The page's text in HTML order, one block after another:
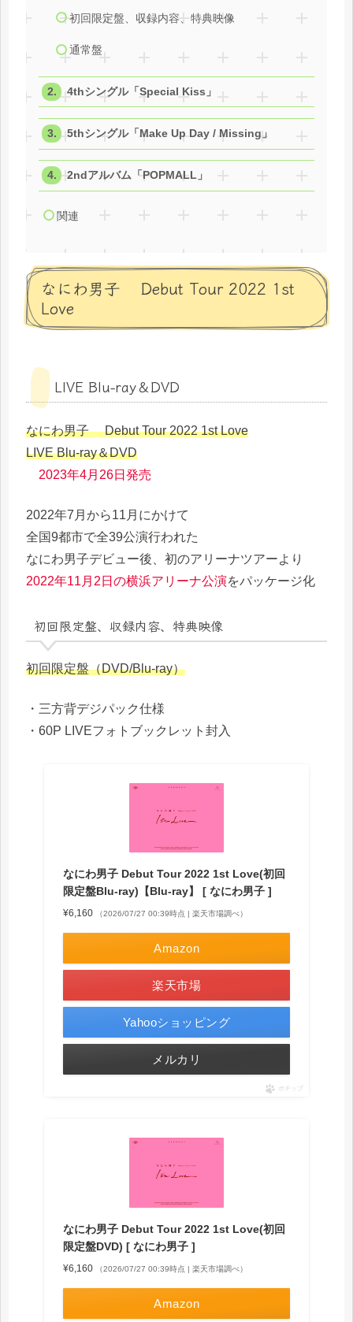
初回限定盤、収録内容、特典映像
通常盤
4thシングル「Special Kiss」
5thシングル「Make Up Day / Missing」
2ndアルバム「POPMALL」
関連
なにわ男子 Debut Tour 2022 1st
Love
LIVE Blu-ray＆DVD
なにわ男子 Debut Tour 2022 1st Love
LIVE Blu-ray＆DVD
2023年4月26日発売
2022年7月から11月にかけて
全国9都市で全39公演行われた
なにわ男子デビュー後、初のアリーナツアーより
2022年11月2日の横浜アリーナ公演をパッケージ化
初回限定盤、収録内容、特典映像
初回限定盤（DVD/Blu-ray）
・三方背デジパック仕様
・60P LIVEフォトブックレット封入
なにわ男子 Debut Tour 2022 1st Love(初回
限定盤Blu-ray)【Blu-ray】 [ なにわ男子 ]
¥6,160 （2026/07/27 00:39時点 | 楽天市場調べ）
Amazon
楽天市場
Yahooショッピング
メルカリ
ポチップ
なにわ男子 Debut Tour 2022 1st Love(初回
限定盤DVD) [ なにわ男子 ]
¥6,160 （2026/07/27 00:39時点 | 楽天市場調べ）
Amazon